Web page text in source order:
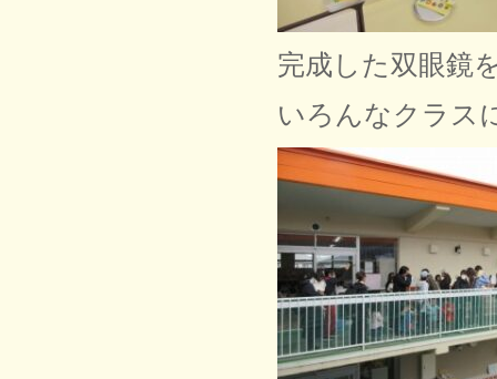
完成した双眼鏡
いろんなクラス